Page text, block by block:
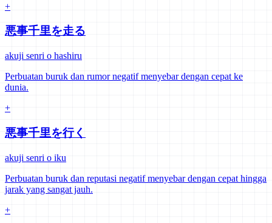
+
悪事千里を走る
akuji senri o hashiru
Perbuatan buruk dan rumor negatif menyebar dengan cepat ke
dunia.
+
悪事千里を行く
akuji senri o iku
Perbuatan buruk dan reputasi negatif menyebar dengan cepat hingga
jarak yang sangat jauh.
+